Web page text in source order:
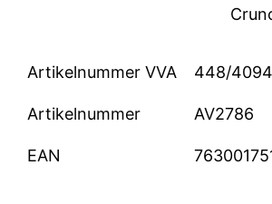
Artikelnummer VVA 448/
Artikelnummer AV2786
EAN